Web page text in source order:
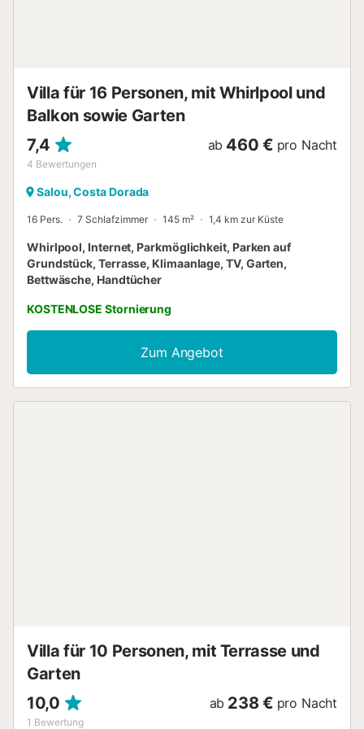
Die Anreise mit eine...
Villa für 16 Personen, mit Whirlpool und
Balkon sowie Garten
7,4
4 Bewertungen
ab 460 € pro Nacht
Salou, Costa Dorada
16 Pers. 7 Schlafzimmer 145 m² 1,4 km zur Küste
Whirlpool, Internet, Parkmöglichkeit, Parken auf
Grundstück, Terrasse, Klimaanlage, TV, Garten,
Bettwäsche, Handtücher
KOSTENLOSE Stornierung
Zum Angebot
Villa für 10 Personen, mit Terrasse und
Garten
10,0
1 Bewertung
ab 238 € pro Nacht